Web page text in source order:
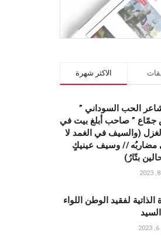
الاكثر شهرة
الحب السوداني ”
جمّاع ” صاحب أبلغ بيت في
(وﺍﻟﺴﻴﻒ ﻓﻲ الغمد ﻻ
// ﻭﺳﻴﻒ ﻋﻴﻨﻴﻚٍ
ﺑﺘّﺎﺭُ)
الذاتية لفقيد الوطن اللواء